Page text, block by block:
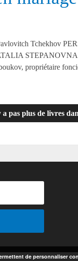
Tchekhov
propriétaire
pas plus de livres
de personnaliser